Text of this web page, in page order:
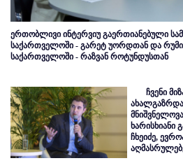
ერთობლივი ინტერვიუ გაერთიანებული
საქართველოში - გარეტ უორდთან და
საქართველოში - რაზვან როტუნდუსთან
ჩვენი
ხარისხიანი
ჩხეიძე,